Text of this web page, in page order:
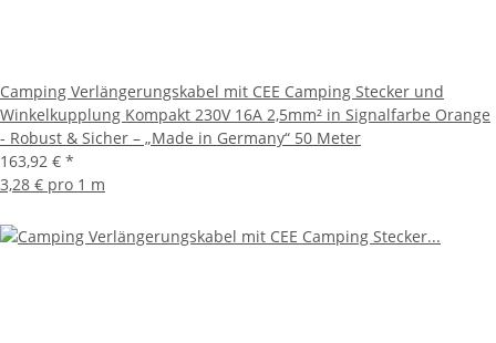
Camping Verlängerungskabel mit CEE Camping Stecker und
Winkelkupplung Kompakt 230V 16A 2,5mm² in Signalfarbe Orange
- Robust & Sicher – „Made in Germany“ 50 Meter
163,92 € *
3,28 € pro 1 m